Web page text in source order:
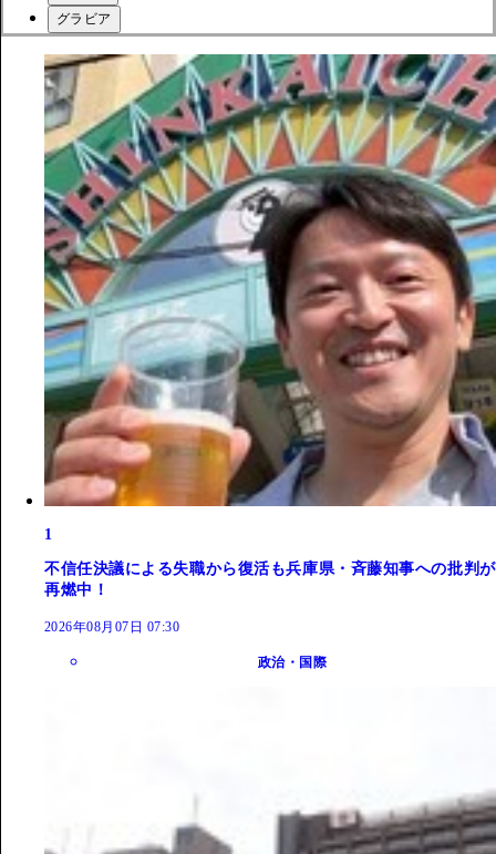
グラビア
1
不信任決議による失職から復活も兵庫県・斉藤知事への批判が
再燃中！
2026年08月07日 07:30
政治・国際